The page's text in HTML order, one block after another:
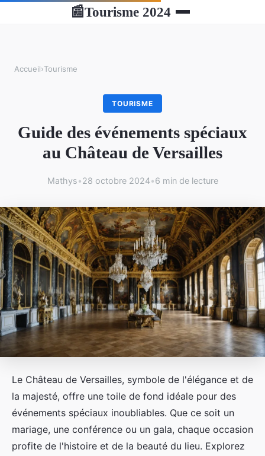
📰Tourisme 2024
Accueil›Tourisme
TOURISME
Guide des événements spéciaux
au Château de Versailles
Mathys•28 octobre 2024•6 min de lecture
Le Château de Versailles, symbole de l'élégance et de
la majesté, offre une toile de fond idéale pour des
événements spéciaux inoubliables. Que ce soit un
mariage, une conférence ou un gala, chaque occasion
profite de l'histoire et de la beauté du lieu. Explorez